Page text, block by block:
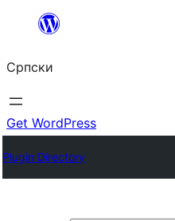
Скочи
садржај
Српски
Get WordPress
Plugin Directory